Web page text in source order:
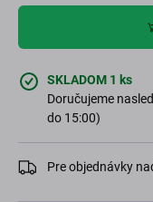
SKLADOM 1 ks
Doručujeme
do 15:00)
Pre objednávky